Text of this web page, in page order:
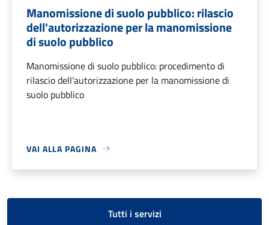
Manomissione di suolo pubblico: rilascio
dell'autorizzazione per la manomissione
di suolo pubblico
Manomissione di suolo pubblico: procedimento di
rilascio dell'autorizzazione per la manomissione di
suolo pubblico
VAI ALLA PAGINA
Tutti i servizi